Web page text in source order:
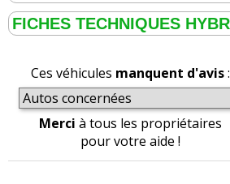
Ces véhicules manquent d'avis:
Merci à tous les propriétaires
pour votre aide !